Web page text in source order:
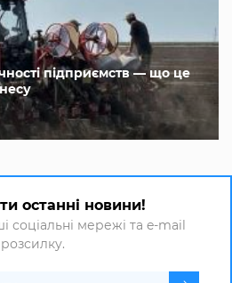
підприємств — що це
останні новини!
соціальні мережі та e-mail
розсилку.